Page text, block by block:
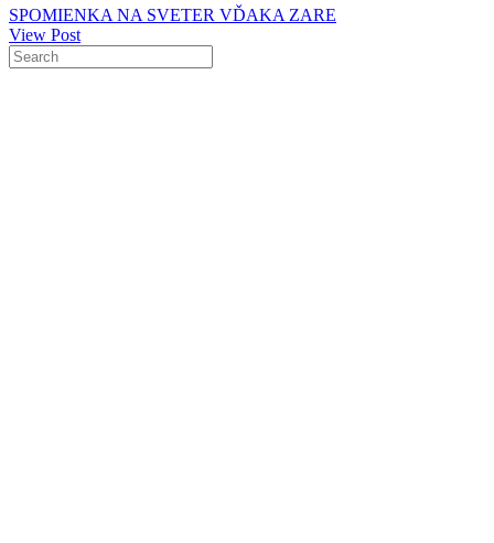
SPOMIENKA NA SVETER VĎAKA ZARE
View Post